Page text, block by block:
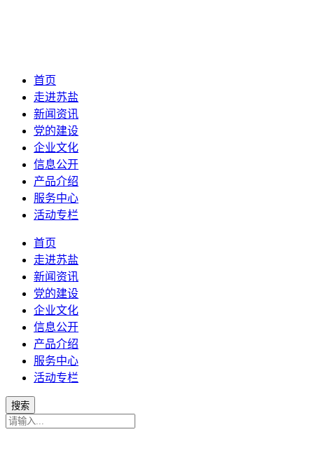
首页
走进苏盐
新闻资讯
党的建设
企业文化
信息公开
产品介绍
服务中心
活动专栏
首页
走进苏盐
新闻资讯
党的建设
企业文化
信息公开
产品介绍
服务中心
活动专栏